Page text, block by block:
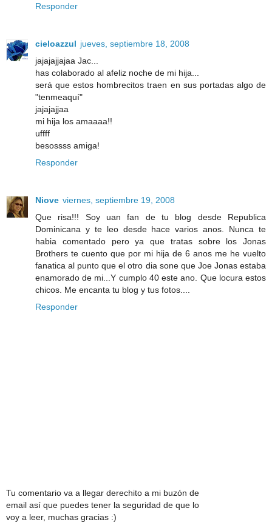
Responder
cieloazzul jueves, septiembre 18, 2008
jajajajjajaa Jac...
has colaborado al afeliz noche de mi hija...
será que estos hombrecitos traen en sus portadas algo de
"tenmeaquí"
jajajajjaa
mi hija los amaaaa!!
uffff
besossss amiga!
Responder
Niove viernes, septiembre 19, 2008
Que risa!!! Soy uan fan de tu blog desde Republica
Dominicana y te leo desde hace varios anos. Nunca te
habia comentado pero ya que tratas sobre los Jonas
Brothers te cuento que por mi hija de 6 anos me he vuelto
fanatica al punto que el otro dia sone que Joe Jonas estaba
enamorado de mi...Y cumplo 40 este ano. Que locura estos
chicos. Me encanta tu blog y tus fotos....
Responder
Tu comentario va a llegar derechito a mi buzón de
email así que puedes tener la seguridad de que lo
voy a leer, muchas gracias :)